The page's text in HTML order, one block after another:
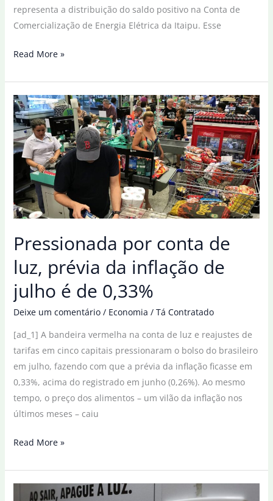
representa a distribuição do saldo positivo na Conta de
Comercialização de Energia Elétrica da Itaipu. Esse
Bônus
dará
desconto
médio
de
R$
11,59
conta
de
de
agosto
Read More »
Pressionada por conta de
luz, prévia da inflação de
julho é de 0,33%
Deixe um comentário / Economia / Tá Contratado
[ad_1] A bandeira vermelha na conta de luz e reajustes de
tarifas em cinco capitais pressionaram o bolso do brasileiro
em julho, fazendo com que a prévia da inflação ficasse em
0,33%, acima do registrado em junho (0,26%). Ao mesmo
tempo, o preço dos alimentos – um vilão da inflação nos
últimos meses – caiu
Pressionada
conta
Read More »